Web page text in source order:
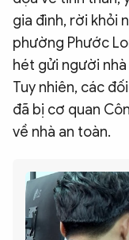
gia đình, rời khỏi
phường Phước
hét gửi người
Tuy nhiên, các
đã bị cơ quan
về nhà an toàn.